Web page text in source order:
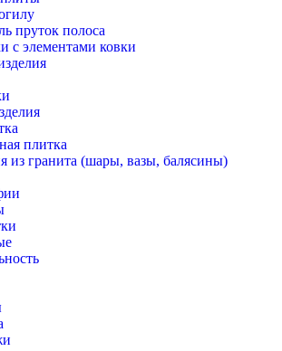
пруток полоса
с элементами ковки
плитка
из гранита (шары, вазы, балясины)